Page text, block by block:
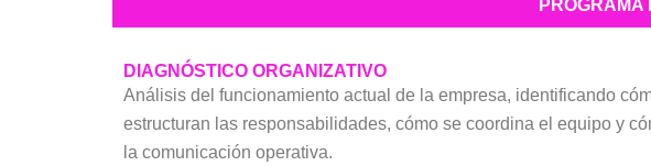
PROGRAMA
DIAGNÓSTICO ORGANIZATIVO
Análisis del funcionamiento actual de la empresa, identificando
estructuran las responsabilidades, cómo se coordina el equipo y
la comunicación operativa.